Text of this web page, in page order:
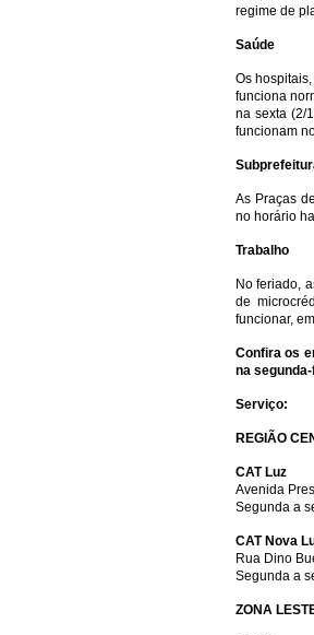
regime de
Saúde
Os
funciona
na sexta (2/
funcionam
As Praças
no horário
Trabalho
No feriado,
de
funcionar,
Confira os
na
Serviço:
REGIÃO
CAT Luz
Avenida
Segunda a
CAT Nova
Rua Dino
Segunda a
ZONA